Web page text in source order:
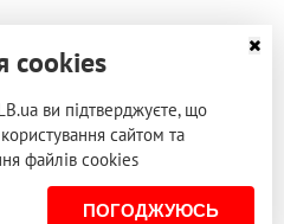
cookies
ви підтверджуєте, що
сайтом та
файлів cookies
ПОГОДЖУЮСЬ